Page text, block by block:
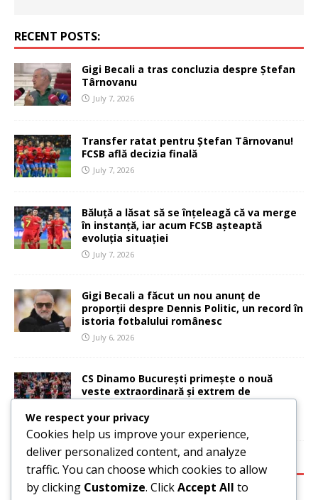
RECENT POSTS:
Gigi Becali a tras concluzia despre Ștefan
Târnovanu
July 7, 2026
Transfer ratat pentru Ștefan Târnovanu!
FCSB află decizia finală
July 7, 2026
Băluță a lăsat să se înțeleagă că va merge
în instanță, iar acum FCSB așteaptă
evoluția situației
July 7, 2026
Gigi Becali a făcut un nou anunț de
proporții despre Dennis Politic, un record în
istoria fotbalului românesc
July 6, 2026
CS Dinamo București primește o nouă
veste extraordinară și extrem de
importantă
July 6, 2026
CATEGORIES:
Basketball
We respect your privacy
Cookies help us improve your experience,
deliver personalized content, and analyze
traffic. You can choose which cookies to allow
by clicking Customize. ClickAccept All to